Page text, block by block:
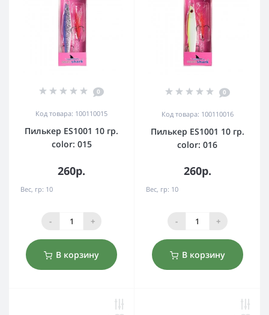
0
Код товара: 100110015
Пилькер ES1001 10 гр.
color: 015
260р.
Вес, гр: 10
- +
В корзину
0
Код товара: 100110016
Пилькер ES1001 10 гр.
color: 016
260р.
Вес, гр: 10
- +
В корзину